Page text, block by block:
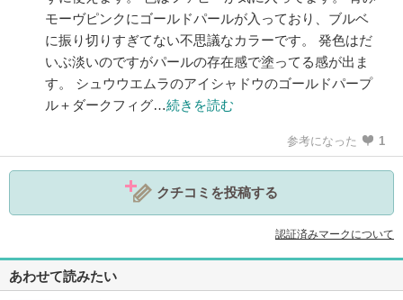
モーヴピンクにゴールドパールが入っており、ブルベ
に振り切りすぎてない不思議なカラーです。 発色はだ
いぶ淡いのですがパールの存在感で塗ってる感が出ま
す。 シュウウエムラのアイシャドウのゴールドパープ
ル＋ダークフィグ…続きを読む
参考になった 1
クチコミを投稿する
認証済みマークについて
あわせて読みたい